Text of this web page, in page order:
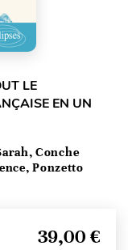
LE
EN UN
Conche
Ponzetto
39,00 €